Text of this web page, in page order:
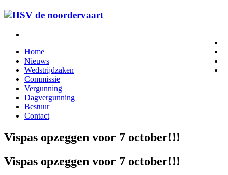
Home
Nieuws
Wedstrijdzaken
Commissie
Vergunning
Dagvergunning
Bestuur
Contact
Vispas opzeggen voor 7 october!!!
Vispas opzeggen voor 7 october!!!